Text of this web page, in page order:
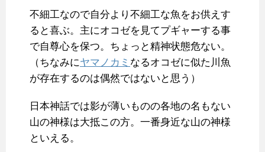
不細工なので自分より不細工な魚をお供えす
ると喜ぶ。主にオコゼを見てプギャーする事
で自尊心を保つ。ちょっと精神状態危ない。
（ちなみにヤマノカミ なるオコゼに似た川魚
が存在するのは偶然ではないと思う）
日本神話では影が薄いものの各地の名もない
山の神様は大抵この方。一番身近な山の神様
といえる。